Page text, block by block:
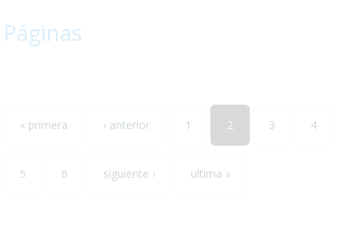
perfectamente adaptada para personas con discapacidad y
nosotros nos encargamos de proporcionarles lo que haga
Páginas
« primera ‹ anterior 1 2 3 4
5 6 siguiente › última »